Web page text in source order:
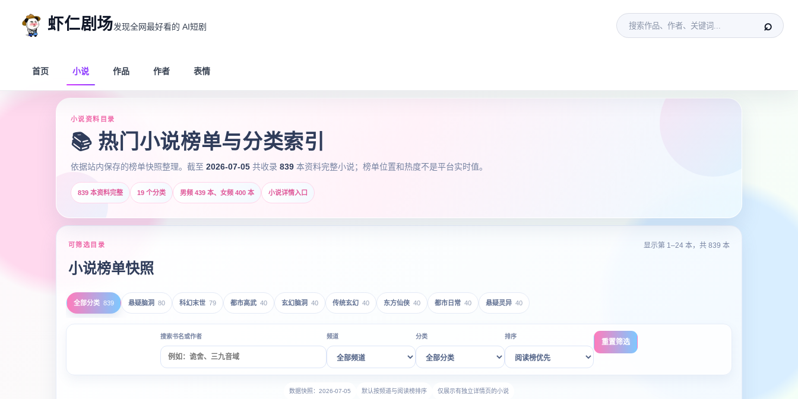
虾仁剧场发现全网最好看的 AI短剧
首页 小说 作品 作者 表情
⌕
小说资料目录
📚 热门小说榜单与分类索引
依据站内保存的榜单快照整理。截至 2026-07-05 共收录 839 本资料完整小说；榜单位置和热度不是平台实时值。
839 本资料完整 19 个分类 男频 439 本、女频 400 本 小说详情入口
可筛选目录
小说榜单快照
显示第 1–24 本，共 839 本
全部分类 839 悬疑脑洞 80 科幻末世 79 都市高武 40 玄幻脑洞 40 传统玄幻 40 东方仙侠 40 都市日常 40 悬疑灵异 40
搜索书名或作者 频道 分类 排序
重置筛选
数据快照：2026-07-05 默认按频道与阅读榜排序 仅展示有独立详情页的小说